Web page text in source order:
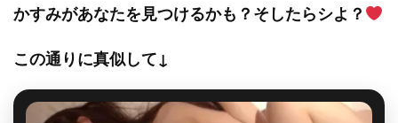
かすみがあなたを見つけるかも？そしたらシよ？
この通りに真似して↓